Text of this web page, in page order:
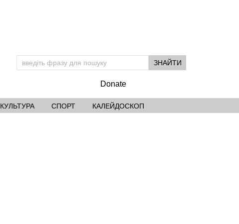
Donate
КУЛЬТУРА СПОРТ КАЛЕЙДОСКОП